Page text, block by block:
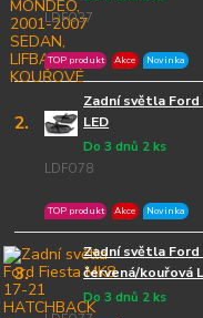
LDFO37
TOP produkt Akce Novinka
2.
Zadní světla Ford
LED
LDFO78
Do 3 dnů 2 ks
TOP produkt Akce Novinka
3.
Zadní světla Ford
červená/kouřová
Do 3 dnů 2 ks